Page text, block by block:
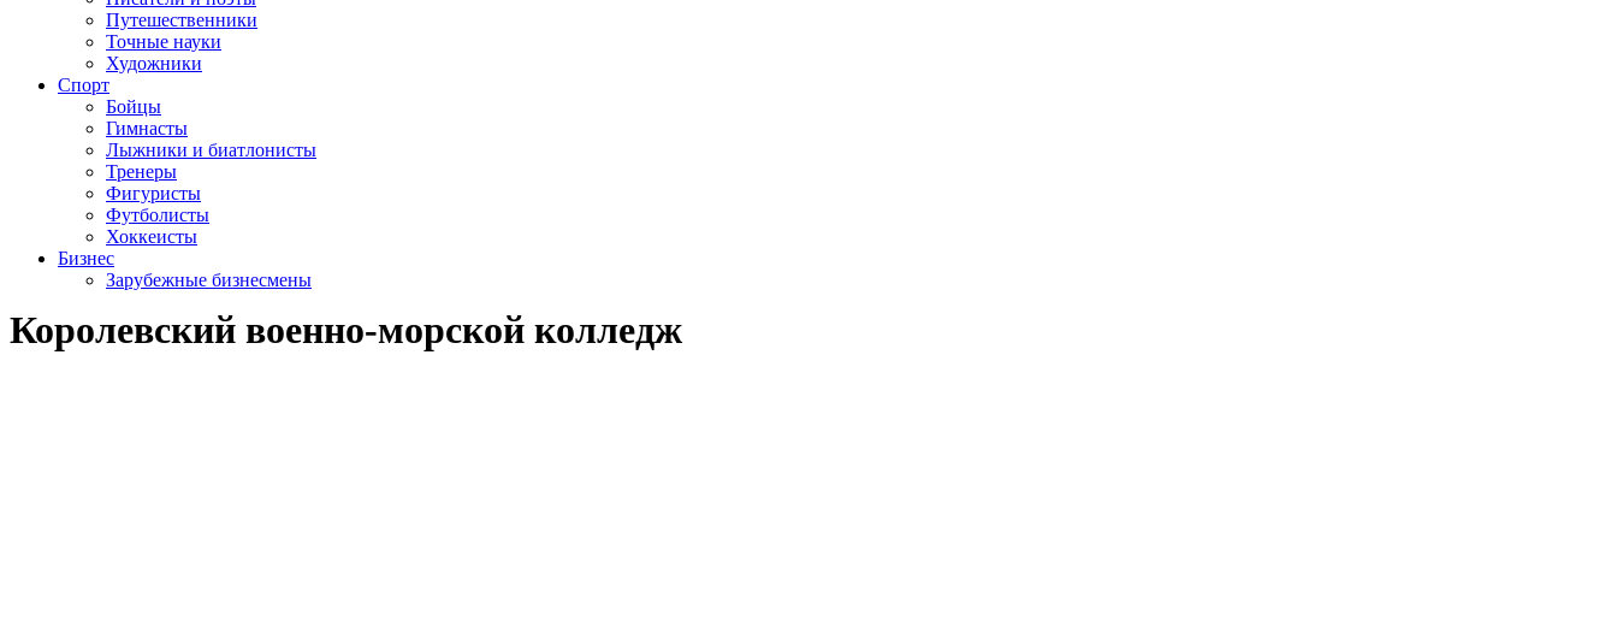
Путешественники
Точные науки
Художники
Спорт
Бойцы
Гимнасты
Лыжники и биатлонисты
Тренеры
Фигуристы
Футболисты
Хоккеисты
Бизнес
Зарубежные бизнесмены
Королевский военно-морской колледж